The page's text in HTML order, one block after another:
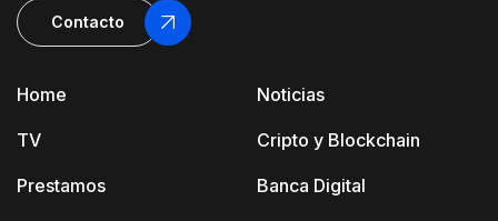
Home
TV
Prestamos
Noticias
Cripto y Blockchain
Banca Digital
Contacto